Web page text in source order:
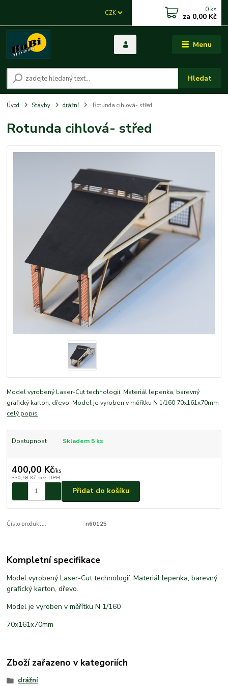
Menu
CZK
Hledat
0 ks
za 0,00 Kč
Úvod Stavby drážní Rotunda cihlová- střed
Rotunda cihlová- střed
Model vyrobený Laser-Cut technologií. Materiál lepenka, barevný
grafický karton, dřevo. Model je vyroben v měřítku N 1/160 70x161x70mm
celý popis
Dostupnost Skladem 5 ks
400,00 Kč/ks
330,58 Kč bez DPH
Přidat do košíku
Číslo produktu: n60125
Kompletní specifikace
Model vyrobený Laser-Cut technologií. Materiál lepenka, barevný
grafický karton, dřevo.
Model je vyroben v měřítku N 1/160
70x161x70mm
Zboží zařazeno v kategoriích
drážní